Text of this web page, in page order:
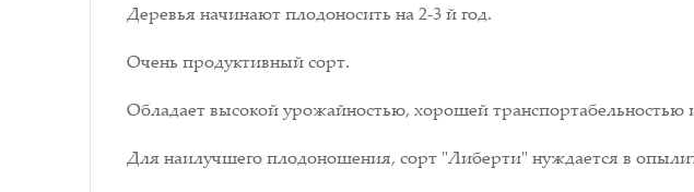
Деревья начинают плодоносить на 2-3 й год.
Очень продуктивный сорт.
Обладает высокой урожайностью, хорошей
Для наилучшего плодоношения, сорт "Либерти" нуждается в